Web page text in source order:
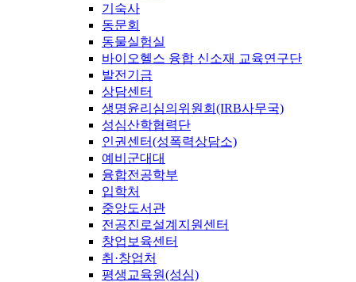
기숙사
동문회
동물실험실
바이오헬스 융합 신소재 교육연구단
발전기금
상담센터
생명윤리심의위원회(IRB사무국)
성심산학협력단
인권센터(성폭력상담소)
예비군대대
융합전공학부
입학처
중앙도서관
전공진로설계지원센터
창업보육센터
취·창업처
평생교육원(성심)